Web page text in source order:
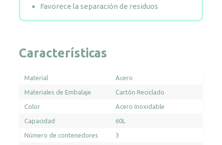
cantidad
Favorece la separación de residuos
Características
Material Acero
Materiales de Embalaje Cartón Reciclado
Color Acero Inoxidable
Capacidad 60L
Número de contenedores 3